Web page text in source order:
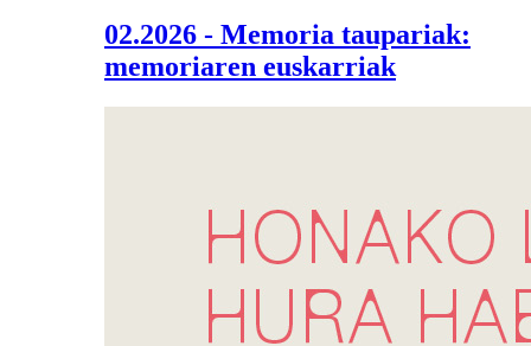
02.2026 - Memoria taupariak:
memoriaren euskarriak